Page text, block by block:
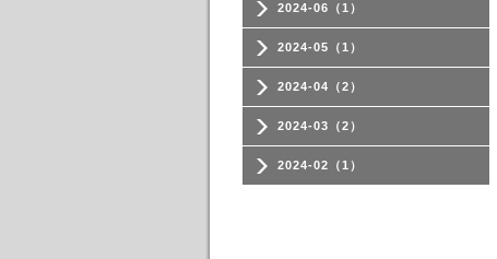
2024-06（1）
2024-05（1）
2024-04（2）
2024-03（2）
2024-02（1）